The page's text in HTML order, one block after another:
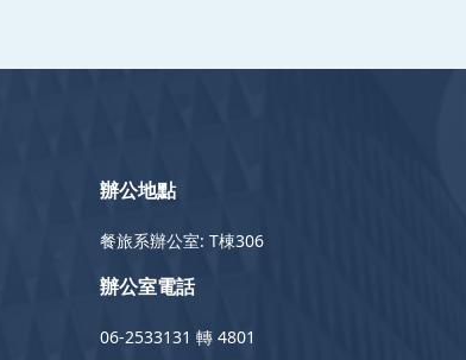
辦公地點
餐旅系辦公室: T棟306
辦公室電話
06-2533131 轉 4801